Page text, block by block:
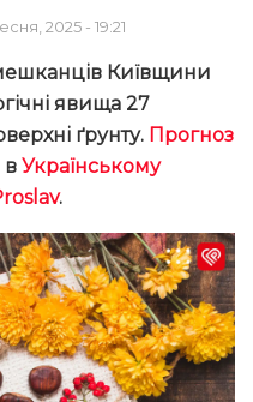
2025 - 19:21
Київщини
явища 27
ґрунту. Прогноз
в Українському
.